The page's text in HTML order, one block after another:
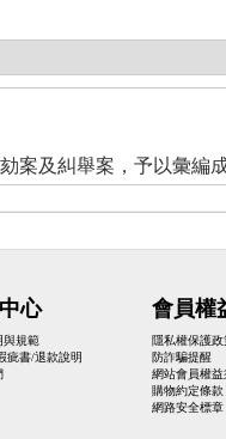
案及糾舉案，予以彙編
心
與規範
疵書/退款說明
會員權
隱私權保護政
防詐騙提醒
網站會員權益
購物約定條款
網路安全標章